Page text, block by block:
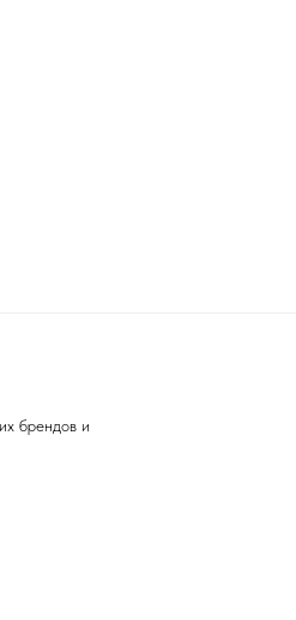
брендов и